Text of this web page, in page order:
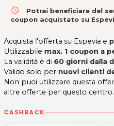
access_time
Potrai beneficiare del
coupon acquistato su
Acquista l'offerta su Espevia e
Utilizzabile max. 1 coupon a
La validità è di 60 giorni dalla
Valido solo per nuovi clienti
Non puoi utilizzare questa
altre offerte per questo centro.
CASHBACK